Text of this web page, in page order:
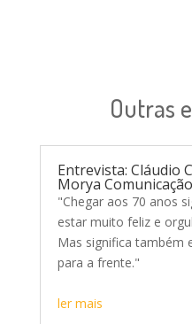
Outras
Entrevista: Cláudio
Morya Comunicação
"Chegar aos 70 anos
estar muito feliz e
Mas significa também
para a
ler mais